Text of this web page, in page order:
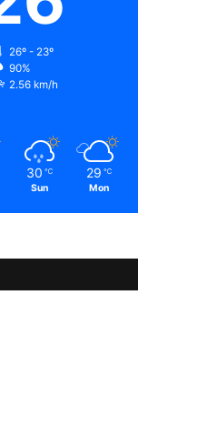
26º - 23º
90%
2.56 km/h
30 ℃
Sun
29 ℃
Mon